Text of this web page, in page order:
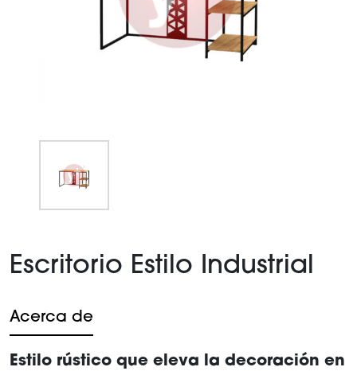
of
1
Escritorio Estilo Industrial
Acerca de
Estilo rústico que eleva la decoración en